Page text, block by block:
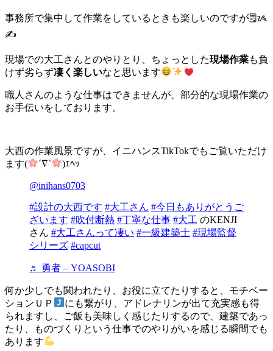
事務所で集中して作業をしているときも楽しいのですが🗒ᝰ
✍️
現場での大工さんとのやりとり、ちょっとした現場作業も負
けず劣らず凄く楽しいなと思います
職人さんのような仕事はできませんが、部分的な現場作業の
お手伝いをしております。
大西の作業風景ですが、イニハンスTikTokでもご覧いただけ
ます(
´∇` )ｴﾍｯ
@inihans0703
#設計の大西です #大工さん #今日もありがとうご
ざいます #吹付断熱 #丁寧な仕事 #大工 のKENJI
さん #大工さんって凄い #一級建築士 #現場監督
シリーズ #capcut
♬ 勇者 – YOASOBI
何か少しでも関われたり、お役に立てたりすると、モチベー
ションＵＰ
にも繋がり、アドレナリンが出て充実感も得
られますし、ご飯も美味しく感じたりするので、建築であっ
たり、ものづくりという仕事でのやりがいを感じる瞬間でも
あります